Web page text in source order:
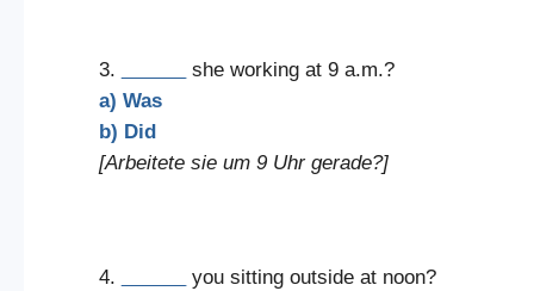
3.
she working at 9 a.m.?
a) Was
b) Did
[Arbeitete sie um 9 Uhr gerade?]
4.
you sitting outside at noon?